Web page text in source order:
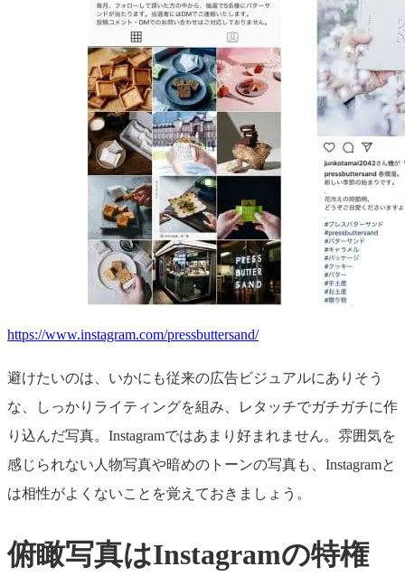
https://www.instagram.com/pressbuttersand/
避けたいのは、いかにも従来の広告ビジュアルにありそう
な、しっかりライティングを組み、レタッチでガチガチに作
り込んだ写真。Instagramではあまり好まれません。雰囲気を
感じられない人物写真や暗めのトーンの写真も、Instagramと
は相性がよくないことを覚えておきましょう。
俯瞰写真はInstagramの特権